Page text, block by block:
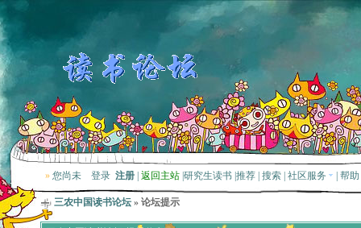
» 您尚未 登录 注册 返回主站 研究生读书 推荐 搜索 社区服务 帮助
三农中国读书论坛 » 论坛提示